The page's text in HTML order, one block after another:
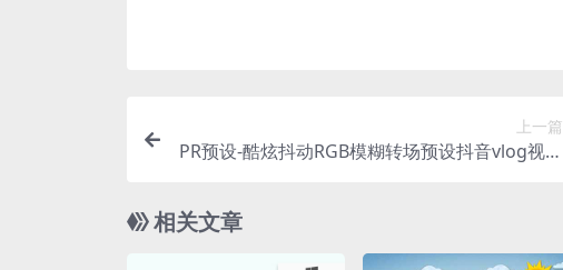
上一篇
PR预设-酷炫抖动RGB模糊转场预设抖音vlog视频
相关文章